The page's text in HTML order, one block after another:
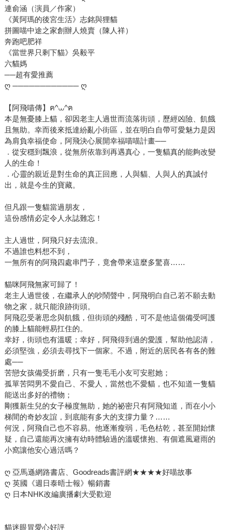
連俞涵（演員／作家）
《黃阿瑪的後宮生活》志銘與狸貓
拼圖喵中途之家創辦人燒賣（陳人祥）
奔跑吧肥祥
《當世界只剩下貓》吳毅平
六貓媽
──超有愛推薦
ღ ──────────── ღ
【阿飛喵傳】ฅ^⩊^ฅ
本是無憂膝上貓，卻因老主人過世而流落街頭，歷經凶險、飢餓
且無助。幸而後來抵達紛亂小街區，並在明白自帶可愛魅力是因
為肩負幸福使命，阿飛決心展開幸福喵喵計畫──
．從安穩到飄浪，從無所依靠到再遇真心，一隻貓真的能夠改變
人的生命！
．心靈的親近是對生命的真正回應，人與貓、人與人的真誠付
出，就是今生的寶藏。
但凡跟一隻貓當過朋友，
這份感情必定令人永誌難忘！
主人過世，阿飛只好去流浪。
不過誰也料想不到，
一無所有的阿飛四處串門子，竟會帶來這麼多驚喜……
貓咪阿飛無家可歸了！
老主人過世後，在繼承人的吵鬧聲中，阿飛明白自己若不願去動
物之家，就只能浪跡街頭。
阿飛忍受著思念與飢餓，但街頭的殘酷，可不是他這個備受呵護
的膝上貓能輕易扛住的。
幸好，街頭也有溫暖；幸好，阿飛得到過的愛護，幫助他認清，
必須堅強，必須去尋找下一個家。不過，附近的居民各有各的難
處──
苦戀女孩備受折磨，只有一隻毛毛小友可安慰她；
孤單苦悶男不愛自己、不愛人，當然也不愛貓，也不知道一隻貓
能送出多好的禮物；
剛獲新生兒的女子極度無助，她的祕密只有阿飛知道，而在小小
梯間的奇妙友誼，到底能有多大的支撐力量？……
何況，阿飛自己也不容易。他逐漸瘦弱，毛色枯乾，甚至開始懷
疑，自己還能再次擁有幼時體驗過的溫暖懷抱、有個遮風避雨的
小窩讓他安心過活嗎？
ღ 亞馬遜網路書店、Goodreads書評網★★★★好喵故事
ღ 英國《週日泰晤士報》暢銷書
ღ 日本NHK改編廣播劇大受歡迎
貓迷眼冒愛心好評